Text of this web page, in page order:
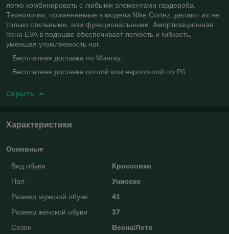
легко комбинировать с любыми элементами гардероба.
Технологии, применяемые в модели Nike Cortez, делают их не
только стильными, нои функциональными. Амортизационная
пена EVA в подошве обеспечивает легкость и гибкость,
уменшая утомляемость ног.
Бесплатная доставка по Минску.
Бесплатная доставка почтой или европочтой по Рб.
Скрыть
Характеристики
Основные
Вид обуви
Кроссовки
Пол
Унисекс
Размер мужской обуви
41
Размер женской обуви
37
Сезон
Весна/Лето